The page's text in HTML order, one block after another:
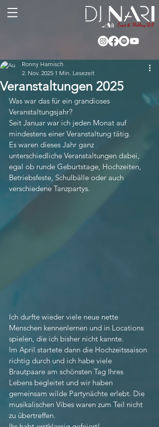
Veranstaltungen 2025
Ronny Harnisch
2. Nov. 2025 1 Min. Lesezeit
Was war das für ein grandioses
Veranstaltungsjahr?
Seit Januar war ich jeden Monat auf
mindestens einer Veranstaltung tätig.
Es waren dieses Jahr ganz
unterschiedliche Veranstaltungen dabei,
egal ob runde Geburtstage, Hochzeiten,
Betriebsfeste, Schulbälle oder auch
verschiedene Tanzpartys.
Ich durfte wieder viele neue nette
Menschen kennenlernen und in Locations
spielen, die ich bisher nicht kannte.
Im April startete dann die Hochzeitssaison
richtig durch und ich habe viele
Brautpaare am schönsten Tag Ihres
Lebens begleitet und wir haben
gemeinsam wilde Partynächte erlebt. Die
musikalischen Vibes waren zum Teil nicht
zu übertreffen.